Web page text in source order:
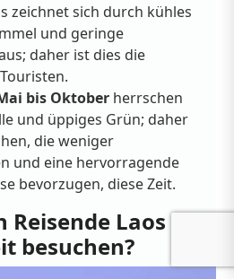
zeichnet sich durch kühles
und geringe
daher ist dies die
bis Oktober herrschen
und üppiges Grün; daher
die weniger
und eine hervorragende
bevorzugen, diese Zeit.
Laos in
besuchen?